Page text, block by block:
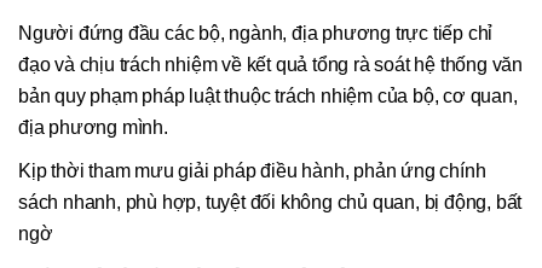
Người đứng đầu các bộ, ngành, địa phương trực tiếp chỉ
đạo và chịu trách nhiệm về kết quả tổng rà soát hệ thống văn
bản quy phạm pháp luật thuộc trách nhiệm của bộ, cơ quan,
địa phương mình.
Kịp thời tham mưu giải pháp điều hành, phản ứng chính
sách nhanh, phù hợp, tuyệt đối không chủ quan, bị động, bất
ngờ